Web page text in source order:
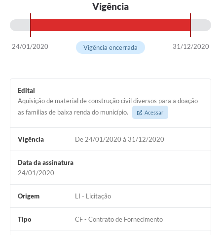
Vigência
24/01/2020 31/12/2020
Vigência encerrada
Edital
Aquisição de material de construção civil diversos para a doação
as famílias de baixa renda do município.
Acessar
Vigência De 24/01/2020 à 31/12/2020
Data da assinatura
24/01/2020
Origem LI - Licitação
Tipo CF - Contrato de Fornecimento